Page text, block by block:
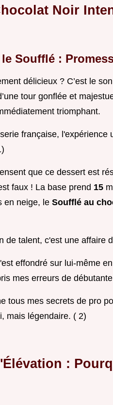
Noir
Soufflé :
délicieux ? C’est le
tour gonflée et
triomphant.
française, l'expérience
que ce dessert est
faux ! La base prend 15
en neige, le Soufflé au
de talent, c'est une affaire
effondré sur lui-même
mes erreurs de
tous mes secrets de pro
mais légendaire. ( 2)
: